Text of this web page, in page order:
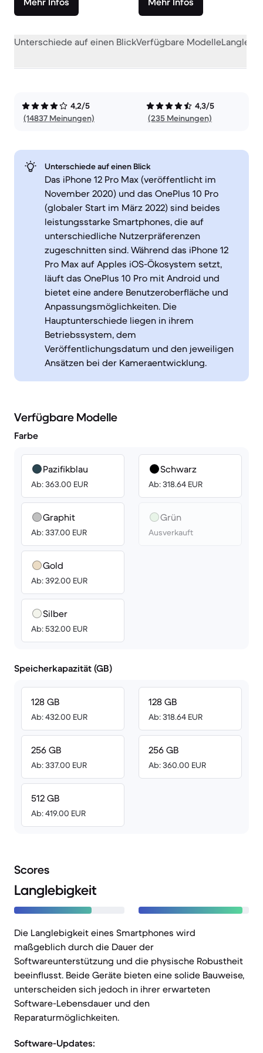
Unterschiede auf einen BlickVerfügbare Modelle
4,2/5
(14837 Meinungen)
4,3/5
(235 Meinungen)
Unterschiede auf einen Blick
Das iPhone 12 Pro Max (veröffentlicht im
November 2020) und das OnePlus 10 Pro
(globaler Start im März 2022) sind beides
leistungsstarke Smartphones, die auf
unterschiedliche Nutzerpräferenzen
zugeschnitten sind. Während das iPhone 12
Pro Max auf Apples iOS-Ökosystem setzt,
läuft das OnePlus 10 Pro mit Android und
bietet eine andere Benutzeroberfläche und
Anpassungsmöglichkeiten. Die
Hauptunterschiede liegen in ihrem
Betriebssystem, dem
Veröffentlichungsdatum und den jeweiligen
Ansätzen bei der Kameraentwicklung.
Verfügbare Modelle
Farbe
Pazifikblau
Ab: 363.00 EUR
Graphit
Ab: 337.00 EUR
Gold
Ab: 392.00 EUR
Silber
Ab: 532.00 EUR
Schwarz
Ab: 318.64 EUR
Grün
Ausverkauft
Speicherkapazität (GB)
128 GB
Ab: 432.00 EUR
256 GB
Ab: 337.00 EUR
512 GB
Ab: 419.00 EUR
128 GB
Ab: 318.64 EUR
256 GB
Ab: 360.00 EUR
Scores
Langlebigkeit
Die Langlebigkeit eines Smartphones wird
maßgeblich durch die Dauer der
Softwareunterstützung und die physische Robustheit
beeinflusst. Beide Geräte bieten eine solide Bauweise,
unterscheiden sich jedoch in ihrer erwarteten
Software-Lebensdauer und den
Reparaturmöglichkeiten.
Software-Updates: